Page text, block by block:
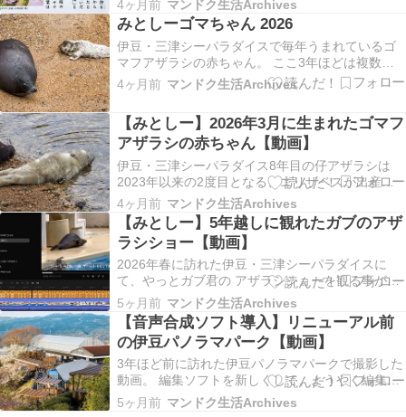
本五大桜の中でも最弱・・・かと思いきや 五大桜
唯一の特別天然記念物に指定された桜だった。
なお天然記念物に指定されている桜は、五大桜
を…
4ヶ月前 マンドク生活Archives
みとしーゴマちゃん 2026
伊豆・三津シーパラダイスで毎年うまれているゴ
マフアザラシの赤ちゃん。 ここ3年ほどは複数頭
が生まれていたが、2026年は1頭だけの誕生とな
った。 今年のお母さんは、エリザベス。油壺マ
2度目の出産である。 2023年に産んだ仔は残…
4ヶ月前 マンドク生活Archives
【みとしー】2026年3月に生まれたゴマフ
アザラシの赤ちゃん【動画】
伊豆・三津シーパラダイス8年目の仔アザラシは
2023年以来の2度目となる、エリザベスが出産！
伊豆・三津シーパラダイスで生まれたゴマちゃん
2026 2019年のガブから通算13頭目となる仔は、
女の子。 (亡くなってしまった4頭の仔を除くと、9
頭目の仔) 打ち上げられた…
4ヶ月前 マンドク生活Archives
【みとしー】5年越しに観れたガブのアザ
ラシショー【動画】
2026年春に訪れた伊豆・三津シーパラダイスに
て、やっとガブ君の アザラシショーを観る事がで
きたぞ！(昨年はニアミスだったけれど) そこで早
速、映像化したのだが、2カメラで撮影したつもり
が 固定カメラの方が録画がされておらず、手持ち
で撮影していた OPPO Reno14の映…
5ヶ月前 マンドク生活Archives
【音声合成ソフト導入】リニューアル前
の伊豆パノラマパーク【動画】
3年ほど前に訪れた伊豆パノラマパークで撮影した
動画。 編集ソフトを新しくして、ようやく編集す
る事ができた。 空と海と富士山を体感する伊豆
パノラマパーク🏝️🗻🚡 今回から実験的に音声合成
5ヶ月前 マンドク生活Archives